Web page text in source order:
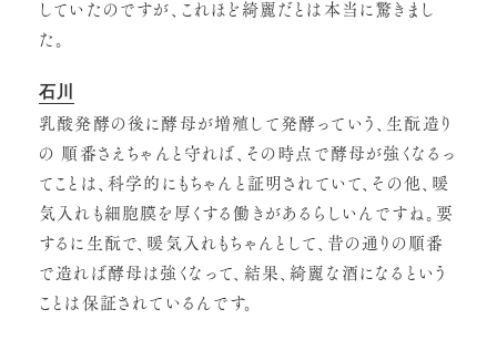
していたのですが、これほど綺麗だとは本当に驚きまし
た。
石川
乳酸発酵の後に酵母が増殖して発酵っていう、生酛造り
の 順番さえちゃんと守れば、その時点で酵母が強くなるっ
てことは、科学的にもちゃんと証明されていて、その他、暖
気入れも細胞膜を厚くする働きがあるらしいんですね。要
するに生酛で、暖気入れもちゃんとして、昔の通りの順番
で造れば酵母は強くなって、結果、綺麗な酒になるという
ことは保証されているんです。